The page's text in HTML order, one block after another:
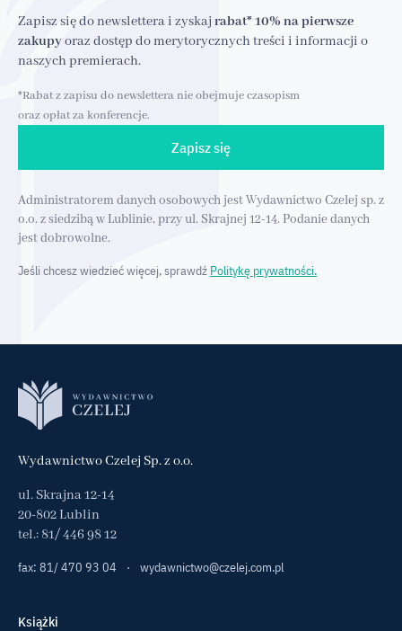
Zapisz się do newslettera i zyskaj rabat* 10% na pierwsze
zakupyoraz dostęp do merytorycznych treści i informacji o
naszych premierach.
*Rabat z zapisu do newslettera nie obejmuje czasopism
oraz opłat za konferencje.
Zapisz się
Administratorem danych osobowych jest Wydawnictwo Czelej sp. z
o.o. z siedzibą w Lublinie, przy ul. Skrajnej 12-14. Podanie danych
jest dobrowolne.
Jeśli chcesz wiedzieć więcej, sprawdź Politykę prywatności.
Wydawnictwo Czelej Sp. z o.o.
ul. Skrajna 12-14
20-802 Lublin
tel.: 81/ 446 98 12
fax: 81/ 470 93 04
· wydawnictwo@czelej.com.pl
Książki